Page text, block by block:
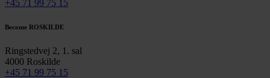
+45 71 99 75 15
Become ROSKILDE
Ringstedvej 2, 1. sal
4000 Roskilde
+45 71 99 75 15